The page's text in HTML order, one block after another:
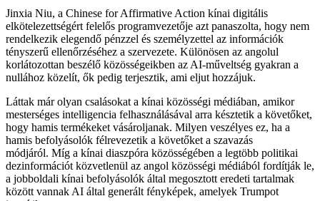
Jinxia Niu, a Chinese for Affirmative Action kínai digitális
elkötelezettségért felelős programvezetője azt panaszolta, hogy nem
rendelkezik elegendő pénzzel és személyzettel az információk
tényszerű ellenőrzéséhez a szervezete. Különösen az angolul
korlátozottan beszélő közösségeikben az AI-műveltség gyakran a
nullához közelít, ők pedig terjesztik, ami eljut hozzájuk.
Láttak már olyan csalásokat a kínai közösségi médiában, amikor
mesterséges intelligencia felhasználásával arra késztetik a követőket,
hogy hamis termékeket vásároljanak. Milyen veszélyes ez, ha a
hamis befolyásolók félrevezetik a követőket a szavazás
módjáról. Míg a kínai diaszpóra közösségében a legtöbb politikai
dezinformációt közvetlenül az angol közösségi médiából fordítják le,
a jobboldali kínai befolyásolók által megosztott eredeti tartalmak
között vannak AI által generált fényképek, amelyek Trumpot